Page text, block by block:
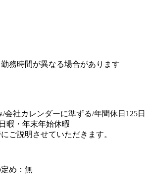
務時間が異なる場合があります
会社カレンダーに準ずる/年間休日125日
暇・年末年始休暇
ご説明させていただきます。
定め：無